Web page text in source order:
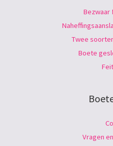
Bezwaar
Twee
Boete
Vragen